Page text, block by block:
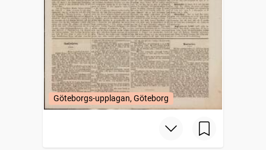
Göteborgs-upplagan, Göteborg